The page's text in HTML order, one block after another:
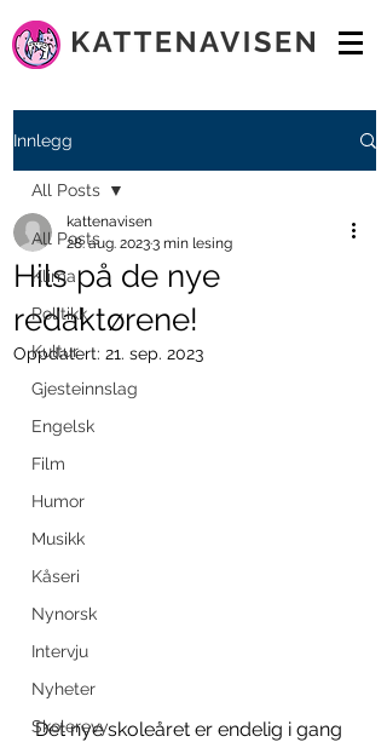
Innlegg
All Posts
Klima
Politikk
Kultur
Gjesteinnslag
Engelsk
Film
Humor
Musikk
Kåseri
Nynorsk
Intervju
Nyheter
Skolerevy
All Posts
Hils på de nye
redaktørene!
kattenavisen
28. aug. 20233 min lesing
Oppdatert: 21. sep. 2023
Det nye skoleåret er endelig i gang